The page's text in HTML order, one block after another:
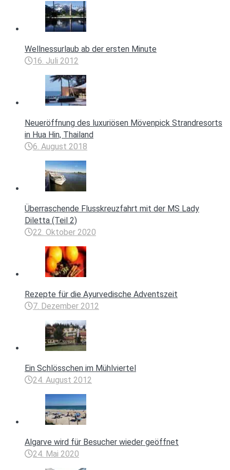
Wellnessurlaub ab der ersten Minute
16. Juli 2012
Neueröffnung des luxuriösen Mövenpick Strandresorts
in Hua Hin, Thailand
6. August 2018
Überraschende Flusskreuzfahrt mit der MS Lady
Diletta (Teil 2)
22. Oktober 2020
Rezepte für die Ayurvedische Adventszeit
7. Dezember 2012
Ein Schlösschen im Mühlviertel
24. August 2012
Algarve wird für Besucher wieder geöffnet
24. Mai 2020